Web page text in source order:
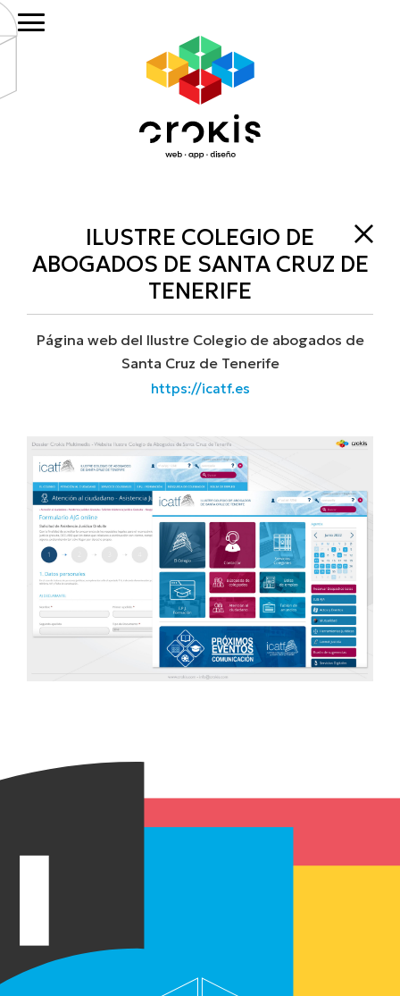
Saltar
al
principal
Saltar
al
de
ILUSTRE COLEGIO DE
ABOGADOS DE SANTA CRUZ DE
TENERIFE
Página web del Ilustre Colegio de abogados de
Santa Cruz de Tenerife
https://icatf.es